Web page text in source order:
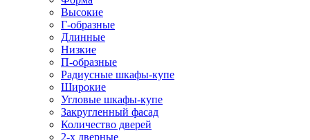
Высокие
Г-образные
Длинные
Низкие
П-образные
Радиусные шкафы-купе
Широкие
Угловые шкафы-купе
Закругленный фасад
Количество дверей
2-х дверные